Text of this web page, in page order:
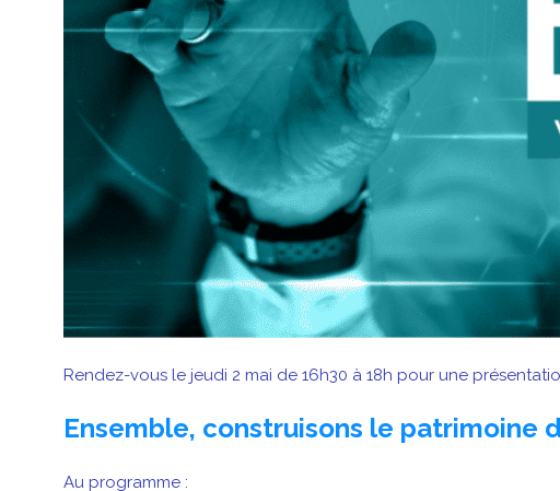
Rendez-vous le jeudi 2 mai de 16h30 à 18h pour une
Ensemble, construisons le patrimoine
Au programme :